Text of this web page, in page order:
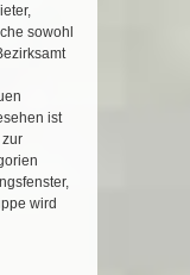
sowohl
ist
wird